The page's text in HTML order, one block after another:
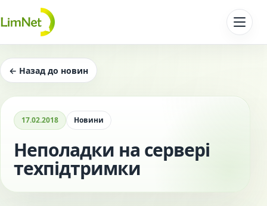
Перейти до контенту
← Назад до новин
17.02.2018 Новини
Неполадки на сервері
техпідтримки